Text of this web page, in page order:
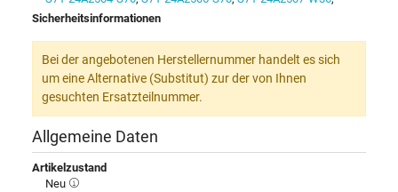
Sicherheitsinformationen
Bei der angebotenen Herstellernummer handelt es sich
um eine Alternative (Substitut) zur der von Ihnen
gesuchten Ersatzteilnummer.
Allgemeine Daten
Artikelzustand
Neu